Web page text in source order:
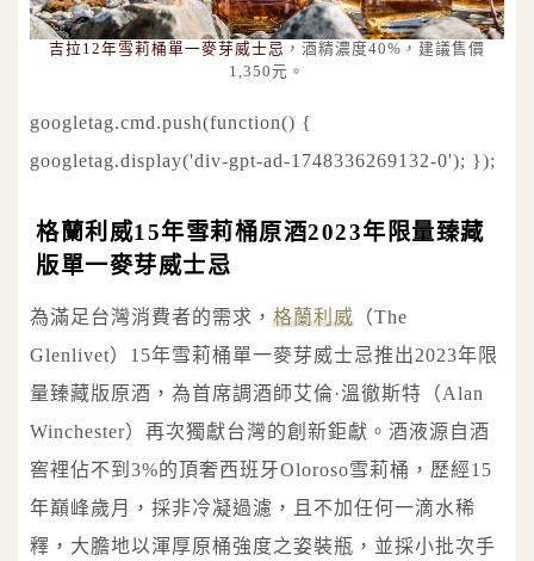
吉拉12年雪莉桶單一麥芽威士忌 ，酒精濃度40%，建議售價
1,350元。
googletag.cmd.push(function() {
googletag.display('div-gpt-ad-1748336269132-0'); });
格蘭利威15年雪莉桶原酒2023年限量臻藏
版單一麥芽威士忌
為滿足台灣消費者的需求， 格蘭利威 （The
Glenlivet）15年雪莉桶單一麥芽威士忌推出2023年限
量臻藏版原酒，為首席調酒師艾倫·溫徹斯特（Alan
Winchester）再次獨獻台灣的創新鉅獻。酒液源自酒
窖裡佔不到3%的頂奢西班牙Oloroso雪莉桶，歷經15
年巔峰歲月，採非冷凝過濾，且不加任何一滴水稀
釋，大膽地以渾厚原桶強度之姿裝瓶，並採小批次手